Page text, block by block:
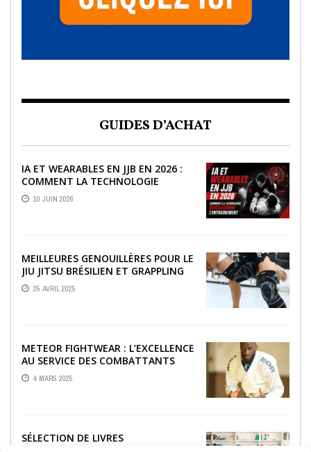
GUIDES D’ACHAT
IA ET WEARABLES EN JJB EN 2026 :
COMMENT LA TECHNOLOGIE
RÉVOLUTIONNE L’ENTRAÎNEMENT
10 JUIN 2026
MEILLEURES GENOUILLÈRES POUR LE
JIU JITSU BRÉSILIEN ET GRAPPLING
25 AVRIL 2025
METEOR FIGHTWEAR : L’EXCELLENCE
AU SERVICE DES COMBATTANTS
4 MARS 2025
SÉLECTION DE LIVRES